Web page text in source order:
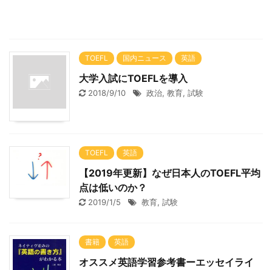
TOEFL 国内ニュース 英語
大学入試にTOEFLを導入
2018/9/10 政治, 教育, 試験
TOEFL 英語
【2019年更新】なぜ日本人のTOEFL平均
点は低いのか？
2019/1/5 教育, 試験
書籍 英語
オススメ英語学習参考書ーエッセイライ